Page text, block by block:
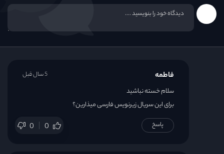
فاطمه
سلام خسته نباشید
برای این سریال زیرنویس فارسی میذارین؟
0 0
5 سال قبل
پاسخ